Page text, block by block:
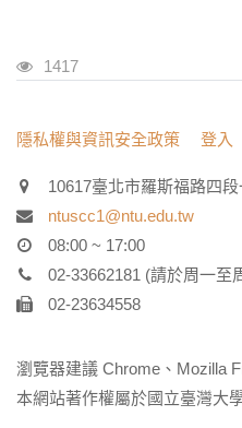
瀏覽人次
1417
:::
隱私權與資訊安全政策 登入
10617臺北市羅斯福路四
ntuscc1@ntu.edu.tw
08:00 ~ 17:00
02-33662181 (請於周一至
02-23634558
瀏覽器建議 Chrome、Mozilla
本網站著作權屬於國立臺灣大